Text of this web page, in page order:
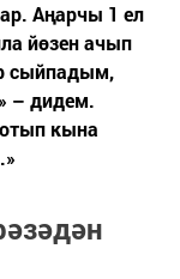
Аңарчы 1 ел
йөзен ачып
сыйпадым,
– дидем.
кына